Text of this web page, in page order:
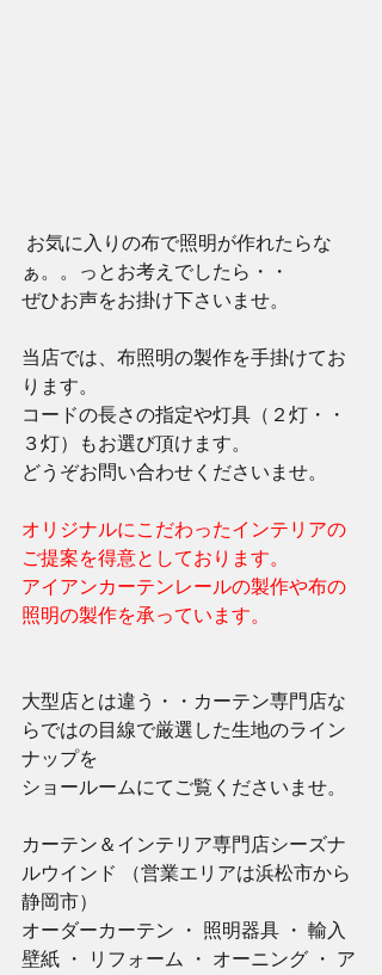
ぁ。。っとお考えでしたら・・
ぜひお声をお掛け下さいませ。
当店では、布照明の製作を手掛けてお
ります。
コードの長さの指定や灯具（２灯・・
３灯）もお選び頂けます。
どうぞお問い合わせくださいませ。
オリジナルにこだわったインテリアの
ご提案を得意としております。
アイアンカーテンレールの製作や布の
照明の製作を承っています。
大型店とは違う・・カーテン専門店な
らではの目線で厳選した生地のライン
ナップを
ショールームにてご覧くださいませ。
カーテン＆インテリア専門店シーズナ
ルウインド （営業エリアは浜松市から
静岡市）
オーダーカーテン ・ 照明器具 ・ 輸入
壁紙 ・ リフォーム ・ オーニング ・ ア